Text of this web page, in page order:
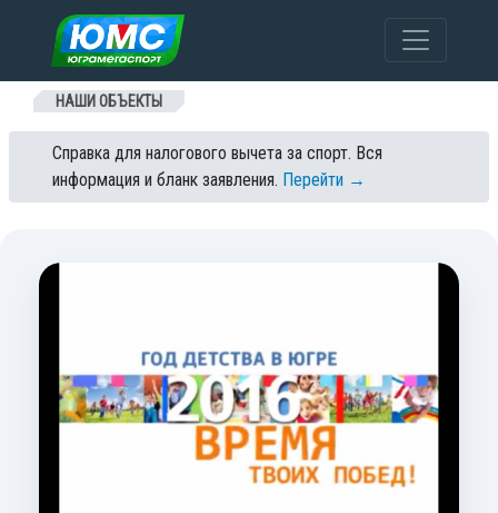
Перейти к содержанию
НАШИ ОБЪЕКТЫ
Справка для налогового вычета за спорт. Вся
информация и бланк заявления. Перейти →